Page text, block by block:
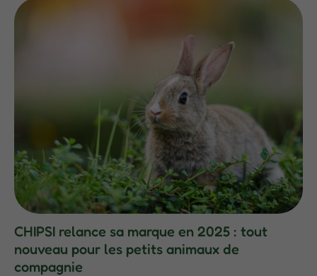
CHIPSI relance sa marque en 2025 : tout
nouveau pour les petits animaux de
compagnie